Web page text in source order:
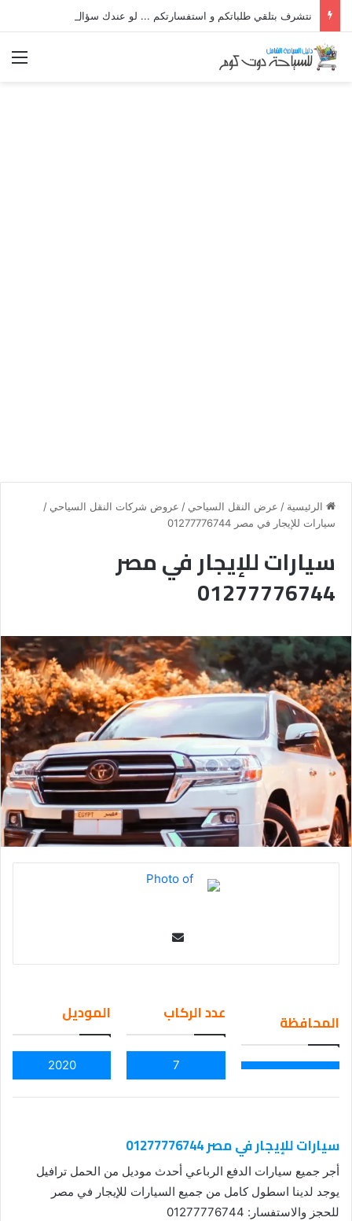
الرئيسية / عرض النقل السياحي / عروض شركات النقل السياحي /
سيارات للإيجار في مصر 01277776744
سيارات للإيجار في مصر
01277776744
ail
المحافظة عدد الركاب
7
الموديل
2020
سيارات للإيجار في مصر 01277776744
أجر جميع سيارات الدفع الرباعي أحدث موديل من الحمل ترافيل
يوجد لدينا اسطول كامل من جميع السيارات للإيجار في مصر
للحجز والاستفسار: 01277776744